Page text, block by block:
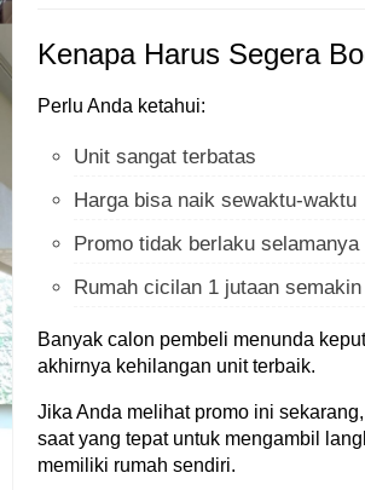
Kenapa Harus Segera
Perlu Anda ketahui:
Unit sangat terbatas
Harga bisa naik sewaktu-waktu
Promo tidak berlaku selamanya
Rumah cicilan 1 jutaan
Banyak calon pembeli menunda
akhirnya kehilangan unit terbaik.
Jika Anda melihat promo ini
saat yang tepat untuk mengambil
memiliki rumah sendiri.